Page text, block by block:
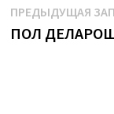
по
ПРЕДЫДУЩАЯ
ПОЛ